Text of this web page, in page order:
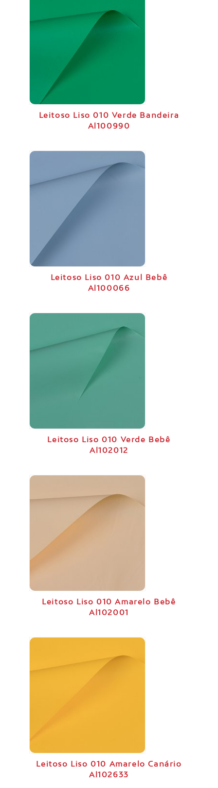
Leitoso Liso 010 Verde Bandeira
Al100990
Leitoso Liso 010 Azul Bebê
Al100066
Leitoso Liso 010 Verde Bebê
Al102012
Leitoso Liso 010 Amarelo Bebê
Al102001
Leitoso Liso 010 Amarelo Canário
Al102633